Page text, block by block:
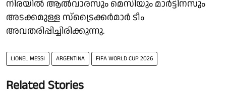
നിരയില്‍ ആല്‍വാരസും മെസിയും മാര്‍ട്ടിനസും
അടക്കമുള്ള സ്‌ട്രൈക്കര്‍മാര്‍ ടീം
അവതരിപ്പിച്ചിരിക്കുന്നു.
LIONEL MESSI ARGENTINA FIFA WORLD CUP 2026
Related Stories